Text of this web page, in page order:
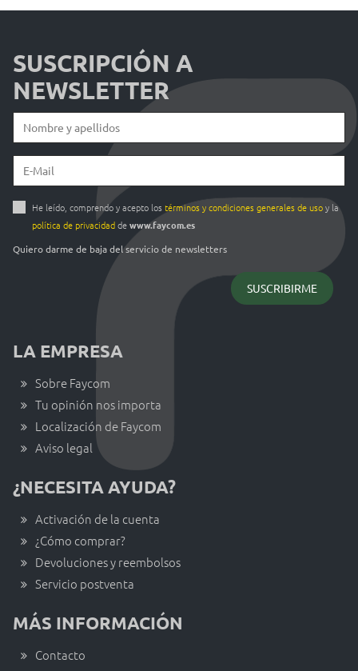
SUSCRIPCIÓN A
NEWSLETTER
He leído, comprendo y acepto los términos y condiciones generales de usoy la
política de privacidaddewww.faycom.es
Quiero darme de baja del servicio de newsletters
LA EMPRESA
Sobre Faycom
Tu opinión nos importa
Localización de Faycom
Aviso legal
¿NECESITA AYUDA?
Activación de la cuenta
¿Cómo comprar?
Devoluciones y reembolsos
Servicio postventa
MÁS INFORMACIÓN
Contacto